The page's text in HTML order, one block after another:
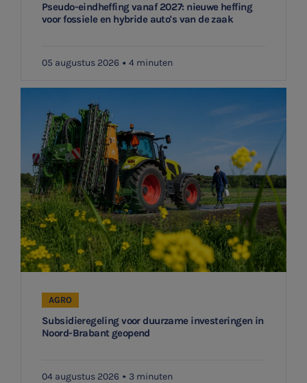
SNEL UW ANTWOORD VINDEN
Zonder gedoe
Typ hieronder uw zoekterm

Meest gezochte onderwerpen
WKR
Aanmelden topic-meldingen
Pseudo-eindheffing vanaf 2027: nieuwe heffing
voor fossiele en hybride auto's van de zaak
05 augustus 2026 4 minuten
Subsidieregeling voor duurzame investeringen in
Noord-Brabant geopend
AGRO
04 augustus 2026 3 minuten